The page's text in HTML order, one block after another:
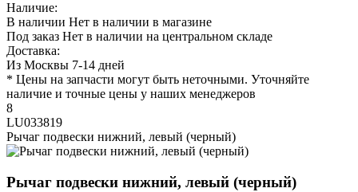
Наличие:
В наличии Нет в наличии в магазине
Под заказ Нет в наличии на центральном складе
Доставка:
Из Москвы 7-14 дней
* Цены на запчасти могут быть неточными. Уточняйте
наличие и точные цены у наших менеджеров
8
LU033819
Рычаг подвески нижний, левый (черный)
Рычаг подвески нижний, левый (черный)